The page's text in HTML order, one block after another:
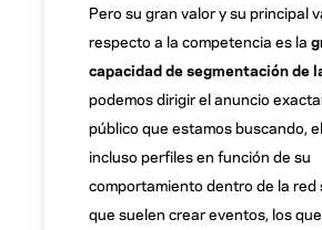
Pero su gran valor y su principal
respecto a la competencia es la
capacidad de segmentación de
podemos dirigir el anuncio
público que estamos buscando,
incluso perfiles en función de su
comportamiento dentro de la red
que suelen crear eventos, los